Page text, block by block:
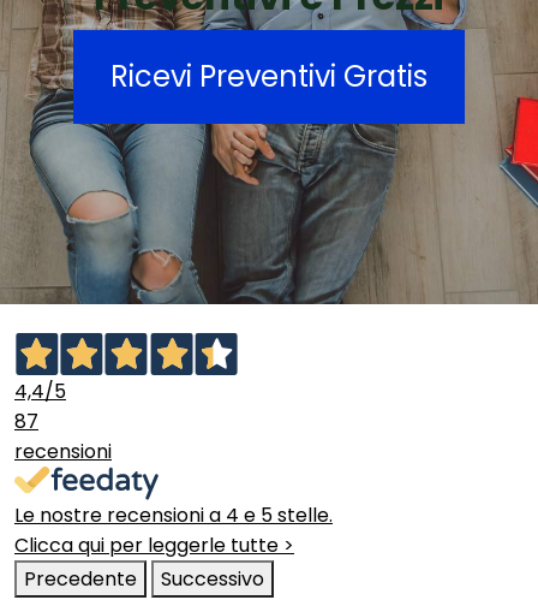
Ricevi Preventivi Gratis
4,4/5
87
recensioni
Le nostre recensioni a 4 e 5 stelle.
Clicca qui per leggerle tutte >
Precedente
Successivo